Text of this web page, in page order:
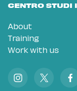
CENTRO STUDI
About
Training
Work with us